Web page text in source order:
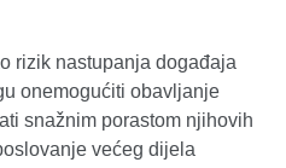
rizik nastupanja događaja
onemogućiti obavljanje
snažnim porastom njihovih
većeg dijela